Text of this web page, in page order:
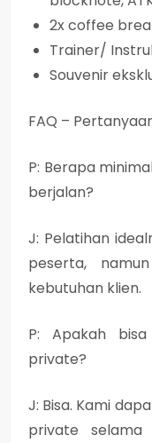
2x coffee
Trainer/
Souvenir
FAQ –
P: Berapa
berjalan?
J: Pelatihan
peserta,
kebutuhan klien.
P: Apakah
private?
J: Bisa. Kami
private